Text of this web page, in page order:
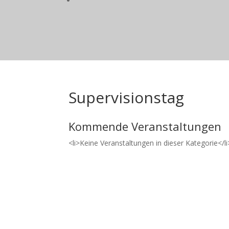
Supervisionstag
Kommende Veranstaltungen
<li>Keine Veranstaltungen in dieser Kategorie</